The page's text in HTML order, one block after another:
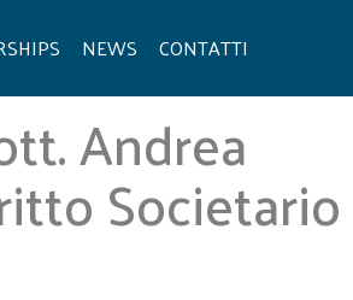
NEWS CONTATTI
Andrea
Societario